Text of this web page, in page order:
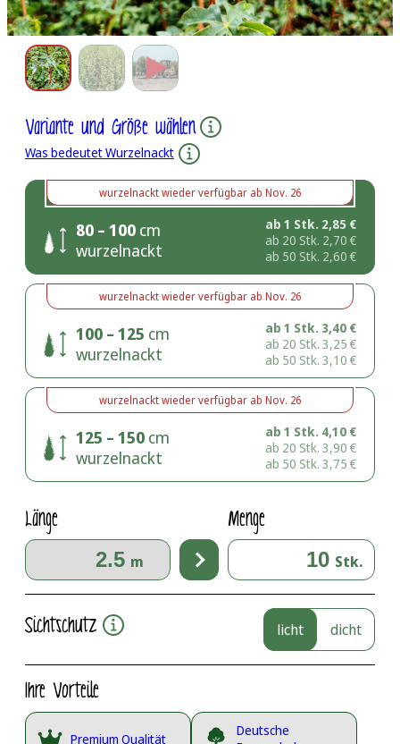
Variante und Größe wählen
Was bedeutet Wurzelnackt
wurzelnacktwieder verfügbar ab Nov. 26
80 – 100 cm
wurzelnackt
ab 1 Stk. 2,85 €
ab 20 Stk. 2,70 €
ab 50 Stk. 2,60 €
wurzelnacktwieder verfügbar ab Nov. 26
100 – 125 cm
wurzelnackt
ab 1 Stk. 3,40 €
ab 20 Stk. 3,25 €
ab 50 Stk. 3,10 €
wurzelnacktwieder verfügbar ab Nov. 26
125 – 150 cm
wurzelnackt
ab 1 Stk. 4,10 €
ab 20 Stk. 3,90 €
ab 50 Stk. 3,75 €
Länge
m
Menge
Stk.
Sichtschutz licht dicht
Ihre Vorteile
Premium Qualität
Deutsche